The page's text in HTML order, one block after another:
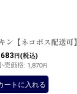
ン【ネコポス配送可】
円(税込)
売価格: 1,870円
ートに入れる